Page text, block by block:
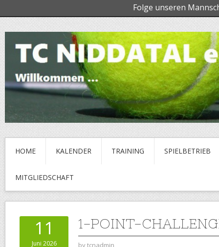
HOME KALENDER TRAINING SPIELBETRIEB
MITGLIEDSCHAFT
11
Juni 2026
1-POINT-
bytcnadmin
Folge unseren